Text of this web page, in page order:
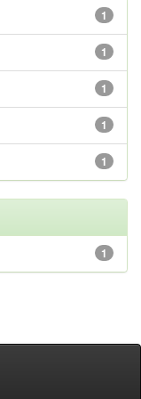
1
1
1
1
1
1